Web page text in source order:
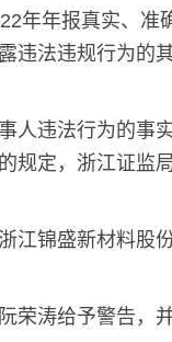
年年报真实、准
违法违规行为的
违法行为的事实
规定，浙江证监
锦盛新材料股份
涛给予警告，并